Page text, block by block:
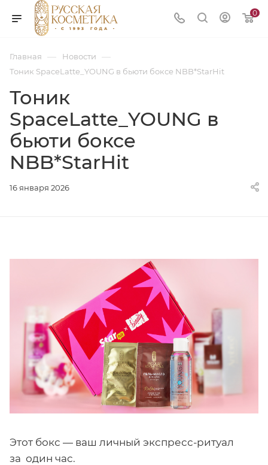
0
Главная — Новости —
Тоник SpaceLatte_YOUNG в бьюти боксе NBB*StarHit
Тоник
SpaceLatte_YOUNG в
бьюти боксе
NBB*StarHit
16 января 2026
Этот бокс — ваш личный экспресс-ритуал
за один час.